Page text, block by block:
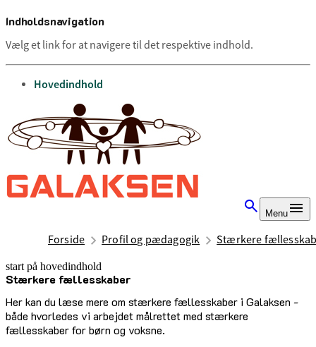
Indholdsnavigation
Vælg et link for at navigere til det respektive indhold.
gå til
Hovedindhold
Menu
Forside Profil og pædagogik Stærkere
start på hovedindhold
Stærkere fællesskaber
Her kan du læse mere om stærkere fællesskaber i Galaksen -
både hvorledes vi arbejdet målrettet med stærkere
fællesskaber for børn og voksne.
senest opdateret 2. juli 2025